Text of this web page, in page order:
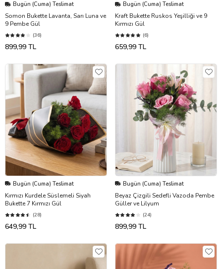
Bugün (Cuma) Teslimat
Somon Bukette Lavanta, Sarı Luna ve
9 Pembe Gül
(36)
899,99 TL
Bugün (Cuma) Teslimat
Kraft Bukette Ruskos Yeşilliği ve 9
Kırmızı Gül
(6)
659,99 TL
Bugün (Cuma) Teslimat
Kırmızı Kurdele Süslemeli Siyah
Bukette 7 Kırmızı Gül
(28)
649,99 TL
Bugün (Cuma) Teslimat
Beyaz Çizgili Sedefli Vazoda Pembe
Güller ve Lilyum
(24)
899,99 TL